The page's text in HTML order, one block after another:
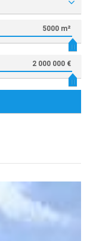
5000 m²
2 000 000 €